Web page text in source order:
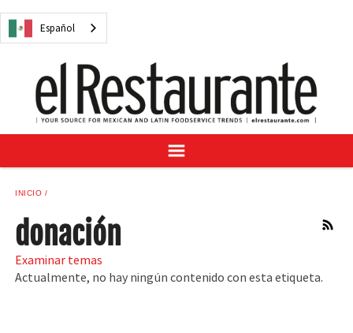
Español
NOTICIAS
RECETAS
GUÍA DEL COMPRADOR
SUSCRÍBASE A
CENTRO DE MUESTRAS
VINO/LICOR MEXICANO
INICIO
RSS
donación
Examinar temas
Actualmente, no hay ningún contenido con esta etiqueta.